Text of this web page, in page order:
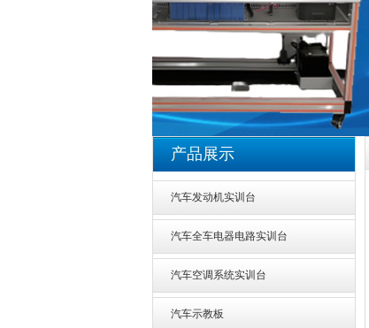
产品展示
汽车发动机实训台
汽车全车电器电路实训台
汽车空调系统实训台
汽车示教板